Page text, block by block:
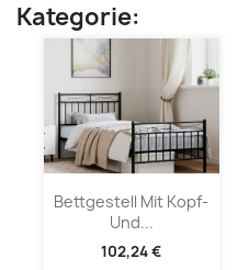
Kategorie:
Bettgestell Mit Kopf-
Und...
102,24 €